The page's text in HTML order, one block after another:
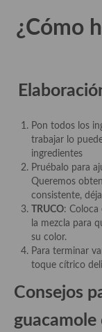
¿Cómo
Pon todos los
trabajar lo
ingredientes
Pruébalo para
Queremos
consistente,
TRUCO: Coloca
la mezcla para
su color.
Para terminar
toque cítrico
Consejos